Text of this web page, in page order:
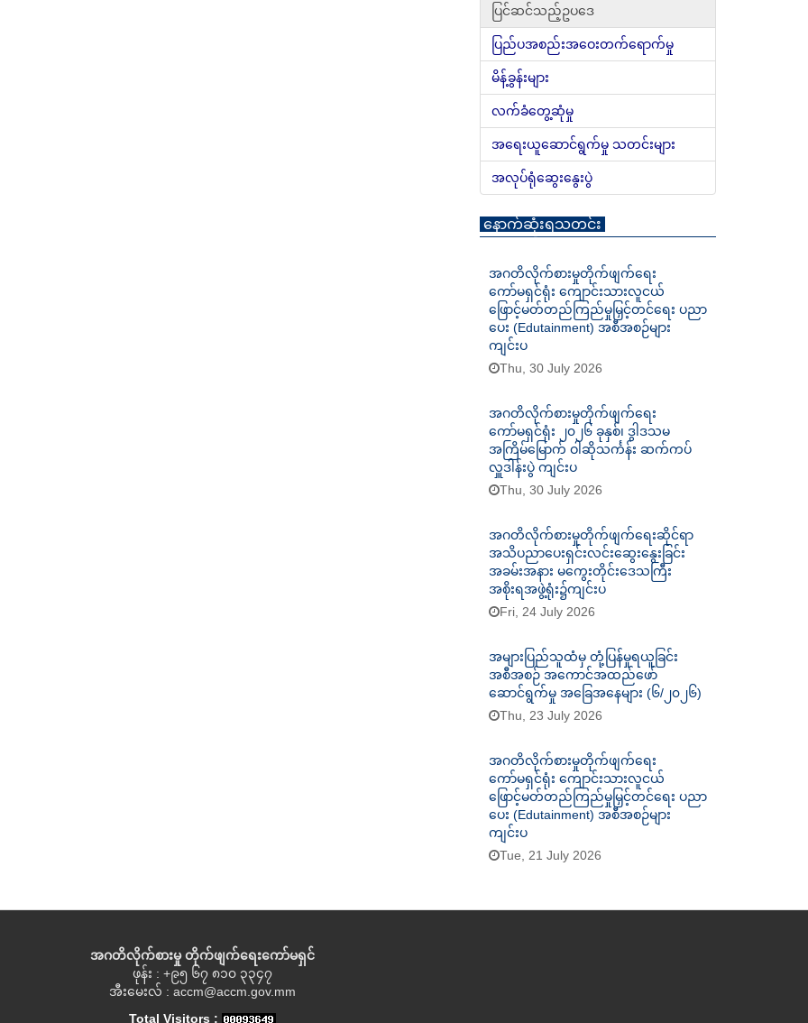
ပြင်ဆင်သည့်ဥပဒေ
ပြည်ပအစည်းအဝေးတက်ရောက်မှု
မိန့်ခွန်းများ
လက်ခံတွေ့ဆုံမှု
အရေးယူဆောင်ရွက်မှု သတင်းများ
အလုပ်ရုံဆွေးနွေးပွဲ
နောက်ဆုံးရသတင်း
အဂတိလိုက်စားမှုတိုက်ဖျက်ရေး
ကော်မရှင်ရုံး ကျောင်းသားလူငယ်
ဖြောင့်မတ်တည်ကြည်မှုမြှင့်တင်ရေး ပညာ
ပေး (Edutainment) အစီအစဉ်များ
ကျင်းပ
Thu, 30 July 2026
အဂတိလိုက်စားမှုတိုက်ဖျက်ရေး
ကော်မရှင်ရုံး ၂၀၂၆ ခုနှစ်၊ ဒွါဒသမ
အကြိမ်မြောက် ဝါဆိုသင်္ကန်း ဆက်ကပ်
လှူဒါန်းပွဲ ကျင်းပ
Thu, 30 July 2026
အဂတိလိုက်စားမှုတိုက်ဖျက်ရေးဆိုင်ရာ
အသိပညာပေးရှင်းလင်းဆွေးနွေးခြင်း
အခမ်းအနား မကွေးတိုင်းဒေသကြီး
အစိုးရအဖွဲ့ရုံး၌ကျင်းပ
Fri, 24 July 2026
အများပြည်သူထံမှ တုံ့ပြန်မှုရယူခြင်း
အစီအစဉ် အကောင်အထည်ဖော်
ဆောင်ရွက်မှု အခြေအနေများ (၆/၂၀၂၆)
Thu, 23 July 2026
အဂတိလိုက်စားမှုတိုက်ဖျက်ရေး
ကော်မရှင်ရုံး ကျောင်းသားလူငယ်
ဖြောင့်မတ်တည်ကြည်မှုမြှင့်တင်ရေး ပညာ
ပေး (Edutainment) အစီအစဉ်များ
ကျင်းပ
Tue, 21 July 2026
အဂတိလိုက်စားမှု တိုက်ဖျက်ရေးကော်မရှင်
ဖုန်း : +၉၅ ၆၇ ၈၁၀ ၃၃၄၇
အီးမေးလ် : accm@accm.gov.mm
Total Visitors :